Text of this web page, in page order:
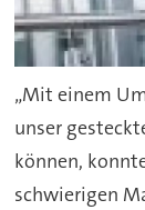
„Mit einem
unser
können,
schwierigen